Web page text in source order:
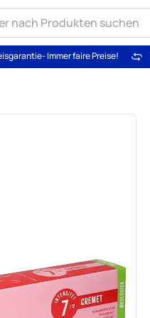
- Immer faire Preise!